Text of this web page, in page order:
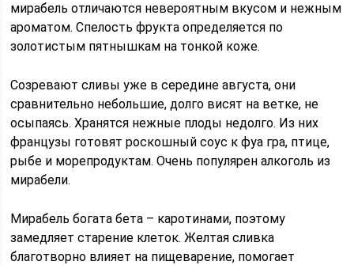
мирабель отличаются невероятным вкусом и нежным
ароматом. Спелость фрукта определяется по
золотистым пятнышкам на тонкой коже.
Созревают сливы уже в середине августа, они
сравнительно небольшие, долго висят на ветке, не
осыпаясь. Хранятся нежные плоды недолго. Из них
французы готовят роскошный соус к фуа гра, птице,
рыбе и морепродуктам. Очень популярен алкоголь из
мирабели.
Мирабель богата бета – каротинами, поэтому
замедляет старение клеток. Желтая сливка
благотворно влияет на пищеварение, помогает